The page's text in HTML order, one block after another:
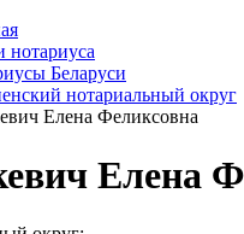
нотариуса
Беларуси
нотариальный округ
Елена Феликсовна
Елена